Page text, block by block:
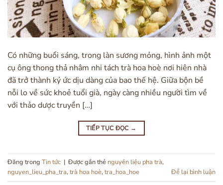
Có những buổi sáng, trong làn sương mỏng, hình ảnh một
cụ ông thong thả nhâm nhi tách trà hoa hoè nơi hiên nhà
đã trở thành ký ức dịu dàng của bao thế hệ. Giữa bộn bề
nỗi lo về sức khoẻ tuổi già, ngày càng nhiều người tìm về
với thảo dược truyền […]
TIẾP TỤC ĐỌC →
Đăng trong Tin tức | Được gắn thẻ nguyên liệu pha trà,
nguyen_lieu_pha_tra, trà hoa hoè, tra_hoa_hoe Để lại bình luận